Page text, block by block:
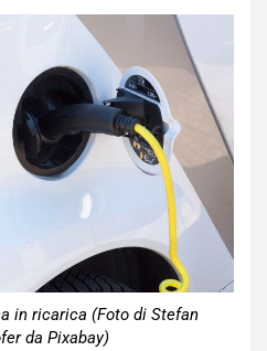
in ricarica (Foto di Stefan
da Pixabay)